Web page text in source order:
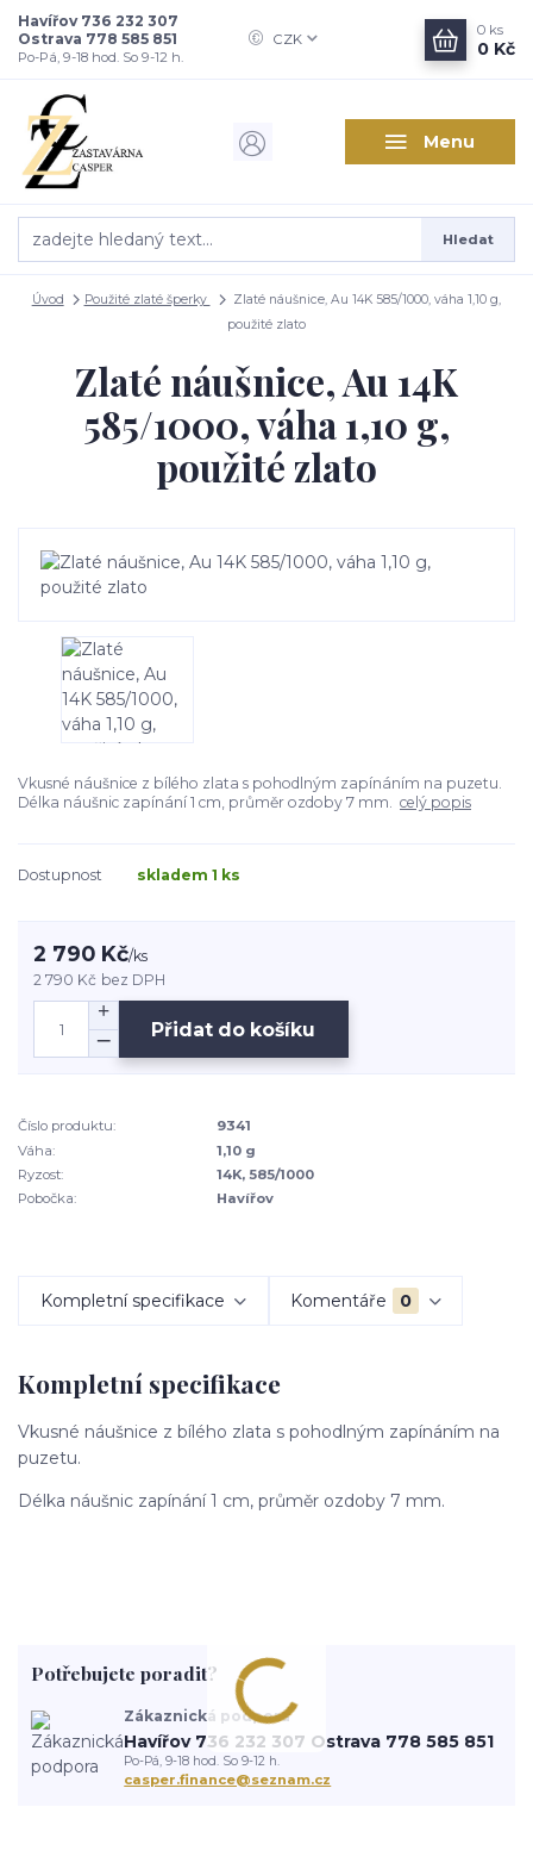
Menu
CZK
Hledat
Havířov 736 232 307
Ostrava 778 585 851
Po-Pá, 9-18 hod. So 9-12 h.
0 ks
0 Kč
Úvod Použité zlaté šperky
Zlaté náušnice, Au 14K 585/1000, váha 1,10 g,
použité zlato
Zlaté náušnice, Au 14K
585/1000, váha 1,10 g,
použité zlato
Vkusné náušnice z bílého zlata s pohodlným zapínáním na puzetu.
Délka náušnic zapínání 1 cm, průměr ozdoby 7 mm. celý popis
Dostupnost skladem 1 ks
2 790 Kč/ks
2 790 Kč bez DPH
Přidat do košíku
Číslo produktu:
9341
Váha:
1,10 g
Ryzost:
14K, 585/1000
Pobočka:
Havířov
Kompletní specifikace Komentáře 0
Kompletní specifikace
Vkusné náušnice z bílého zlata s pohodlným zapínáním na
puzetu.
Délka náušnic zapínání 1 cm, průměr ozdoby 7 mm.
Potřebujete poradit?
Zákaznická podpora
Havířov 736 232 307 Ostrava 778 585 851
Po-Pá, 9-18 hod. So 9-12 h.
casper.finance@seznam.cz